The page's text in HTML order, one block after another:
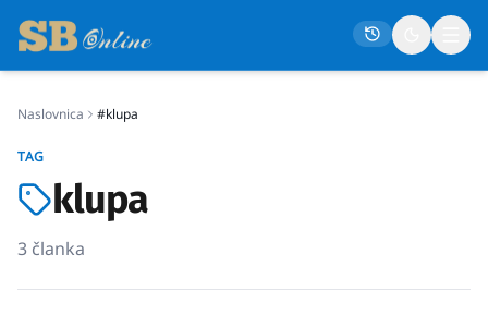
Društvo
Politika
Gospodarstvo
Naslovnica #klupa
TAG
klupa
3 članka